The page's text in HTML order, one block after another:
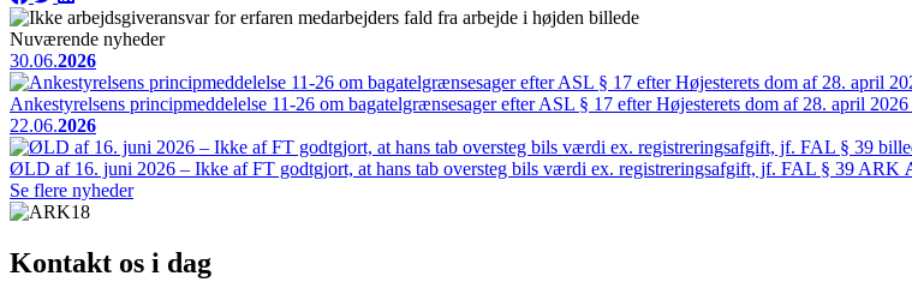
Nuværende nyheder
30.06.2026
Ankestyrelsens principmeddelelse 11-26 om bagatelgrænsesager efter ASL § 17 efter Højesterets dom af 28. april
22.06.2026
ØLD af 16. juni 2026 – Ikke af FT godtgjort, at hans tab oversteg bils værdi ex. registreringsafgift, jf. FAL § 39 ARK
Se flere nyheder
Kontakt os i dag